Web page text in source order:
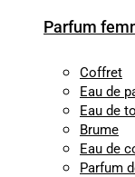
Parfum
Coffret
Eau de
Eau de
Brume
Eau de
Parfum